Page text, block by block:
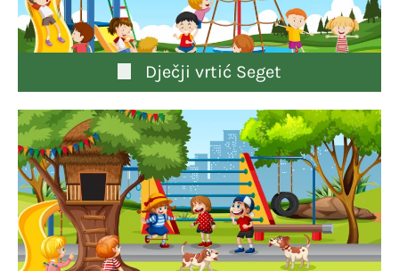
Dječji vrtić Seget